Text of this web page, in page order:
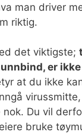
man driver
riktig.
det viktigste;
er
at du ikke
Du vil
bruke